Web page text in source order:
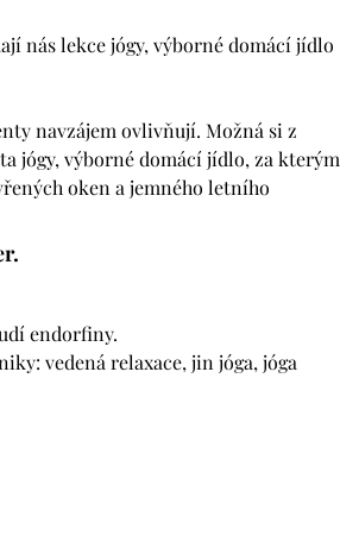
nás lekce jógy, výborné domácí jídlo
navzájem ovlivňují. Možná si z
jógy, výborné domácí jídlo, za kterým
oken a jemného letního
endorfiny.
vedená relaxace, jin jóga, jóga